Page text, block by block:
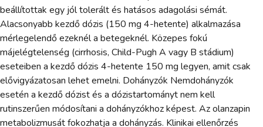
beállítottak egy jól tolerált és hatásos adagolási sémát.
Alacsonyabb kezdő dózis (150 mg 4-hetente) alkalmazása
mérlegelendő ezeknél a betegeknél. Közepes fokú
májelégtelenség (cirrhosis, Child-Pugh A vagy B stádium)
eseteiben a kezdő dózis 4-hetente 150 mg legyen, amit csak
elővigyázatosan lehet emelni. Dohányzók Nemdohányzók
esetén a kezdő dózist és a dózistartományt nem kell
rutinszerűen módosítani a dohányzókhoz képest. Az olanzapin
metabolizmusát fokozhatja a dohányzás. Klinikai ellenőrzés